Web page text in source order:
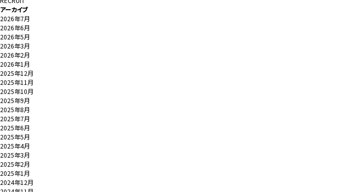
アーカイブ
2026年7月
2026年6月
2026年5月
2026年3月
2026年2月
2026年1月
2025年12月
2025年11月
2025年10月
2025年9月
2025年8月
2025年7月
2025年6月
2025年5月
2025年4月
2025年3月
2025年2月
2025年1月
2024年12月